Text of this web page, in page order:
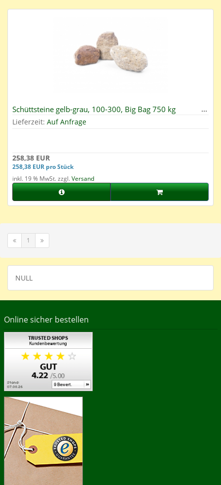
Schüttsteine gelb-grau, 100-300, Big Bag 750 kg
Lieferzeit: Auf Anfrage
258,38 EUR
258,38 EUR pro Stück
inkl. 19 % MwSt. zzgl.Versand
1
NULL
Online sicher bestellen